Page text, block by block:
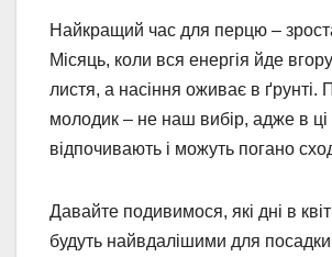
Найкращий час для перцю –
Місяць, коли вся енергія йде
листя, а насіння оживає в ґрунті.
молодик – не наш вибір, адже в ці
відпочивають і можуть погано
Давайте подивимося, які дні в
будуть найвдалішими для